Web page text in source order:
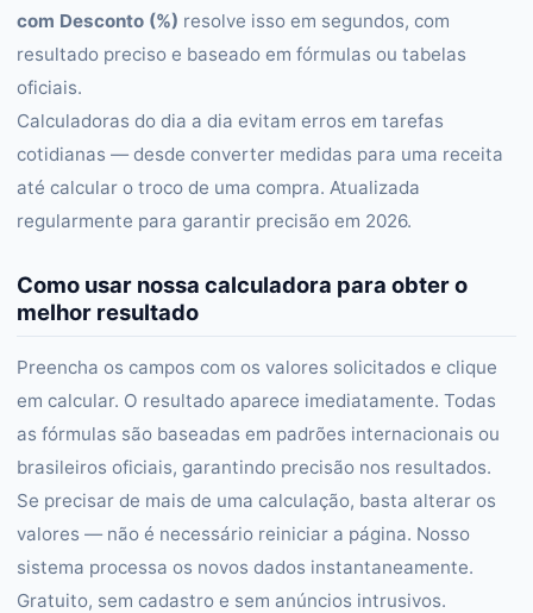
com Desconto (%) resolve isso em segundos, com
resultado preciso e baseado em fórmulas ou tabelas
oficiais.
Calculadoras do dia a dia evitam erros em tarefas
cotidianas — desde converter medidas para uma receita
até calcular o troco de uma compra. Atualizada
regularmente para garantir precisão em 2026.
Como usar nossa calculadora para obter o
melhor resultado
Preencha os campos com os valores solicitados e clique
em calcular. O resultado aparece imediatamente. Todas
as fórmulas são baseadas em padrões internacionais ou
brasileiros oficiais, garantindo precisão nos resultados.
Se precisar de mais de uma calculação, basta alterar os
valores — não é necessário reiniciar a página. Nosso
sistema processa os novos dados instantaneamente.
Gratuito, sem cadastro e sem anúncios intrusivos.